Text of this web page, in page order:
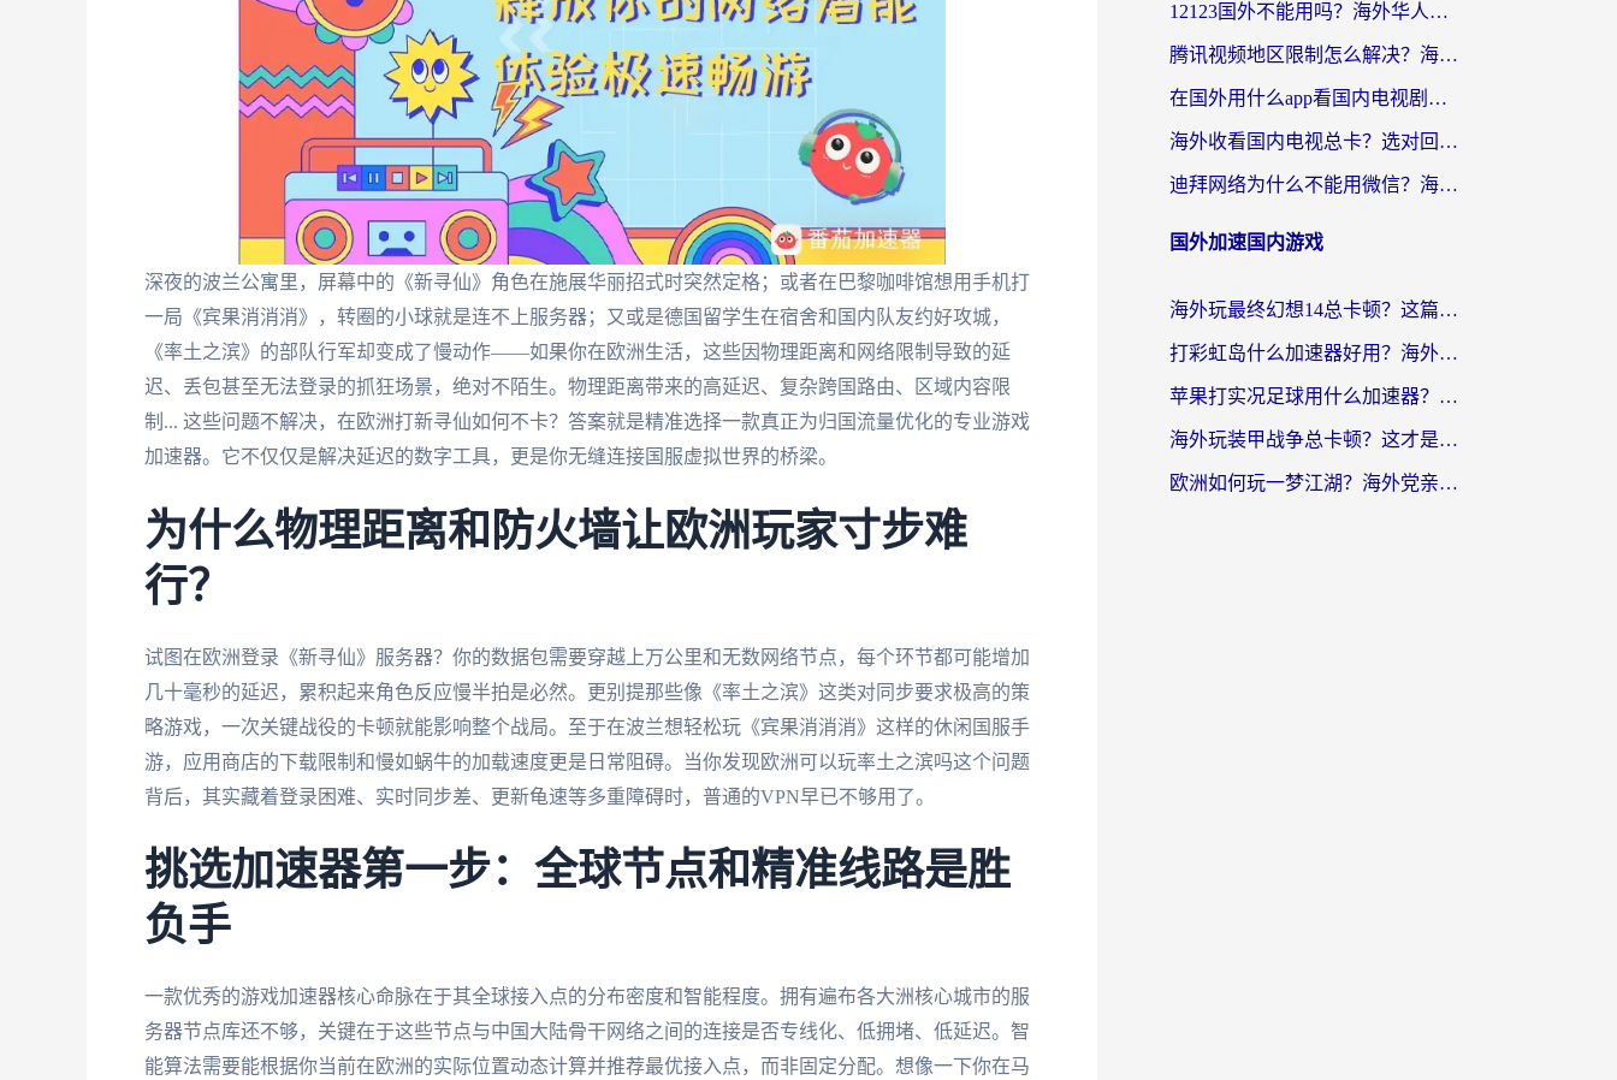
深夜的波兰公寓里，屏幕中的《新寻仙》角色在施展华丽招式时突然定格；或者在巴黎咖啡馆想用手机打
一局《宾果消消消》，转圈的小球就是连不上服务器；又或是德国留学生在宿舍和国内队友约好攻城，
《率土之滨》的部队行军却变成了慢动作——如果你在欧洲生活，这些因物理距离和网络限制导致的延
迟、丢包甚至无法登录的抓狂场景，绝对不陌生。物理距离带来的高延迟、复杂跨国路由、区域内容限
制... 这些问题不解决，在欧洲打新寻仙如何不卡？答案就是精准选择一款真正为归国流量优化的专业游戏
加速器。它不仅仅是解决延迟的数字工具，更是你无缝连接国服虚拟世界的桥梁。
为什么物理距离和防火墙让欧洲玩家寸步难
行？
试图在欧洲登录《新寻仙》服务器？你的数据包需要穿越上万公里和无数网络节点，每个环节都可能增加
几十毫秒的延迟，累积起来角色反应慢半拍是必然。更别提那些像《率土之滨》这类对同步要求极高的策
略游戏，一次关键战役的卡顿就能影响整个战局。至于在波兰想轻松玩《宾果消消消》这样的休闲国服手
游，应用商店的下载限制和慢如蜗牛的加载速度更是日常阻碍。当你发现欧洲可以玩率土之滨吗这个问题
背后，其实藏着登录困难、实时同步差、更新龟速等多重障碍时，普通的VPN早已不够用了。
挑选加速器第一步：全球节点和精准线路是胜
负手
一款优秀的游戏加速器核心命脉在于其全球接入点的分布密度和智能程度。拥有遍布各大洲核心城市的服
务器节点库还不够，关键在于这些节点与中国大陆骨干网络之间的连接是否专线化、低拥堵、低延迟。智
能算法需要能根据你当前在欧洲的实际位置动态计算并推荐最优接入点，而非固定分配。想像一下你在马
12123国外不能用吗？海外华人亲测有效的回国加速方案来了
腾讯视频地区限制怎么解决？海外党亲测有效的回国加速器选择指南
在国外用什么app看国内电视剧？留学生亲测有效的回国加速方案
海外收看国内电视总卡？选对回国加速器，让你流畅追《狂飙》《长相思》
迪拜网络为什么不能用微信？海外党必看的回国加速解决方案
国外加速国内游戏
海外玩最终幻想14总卡顿？这篇指南教你选对加速器（附非洲美国玩家实测）
打彩虹岛什么加速器好用？海外党亲测的国服游戏加速终极指南
苹果打实况足球用什么加速器？海外党亲测有效的国服游戏加速指南
海外玩装甲战争总卡顿？这才是玩装甲战争最好的加速器（附马来西亚玩重装上阵攻略）
欧洲如何玩一梦江湖？海外党亲测有效的国服游戏加速指南